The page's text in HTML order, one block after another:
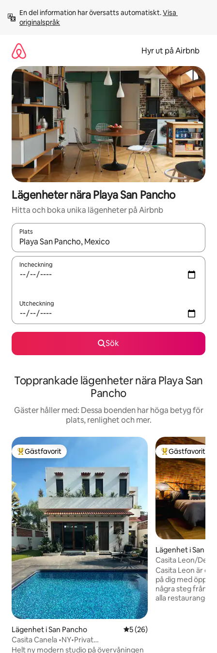
innehåll
En del information har översatts automatiskt. Visa
originalspråk
Hyr ut på Airbnb
Lägenheter nära Playa San Pancho
Hitta och boka unika lägenheter på Airbnb
Plats
När resultaten är tillgängliga kan du navigera med upp- och
Incheckning
Utcheckning
Sök
Topprankade lägenheter nära Playa San
Pancho
Gäster håller med: Dessa boenden har höga betyg för
plats, renlighet och mer.
Populär gästfavorit
Gästfavorit
Lägenhet i San Pancho 5 av 5 i genomsnittligt
5 (26)
Casita Canela •NY•Privat
St•Starlink•Pool•HusdjurOK
Helt ny modern studio på övervåningen
Populär
Gästfavorit
Lägenhet i San
Casita Leon/
Casita Leon är
på dig med
några steg från
alla restauranger